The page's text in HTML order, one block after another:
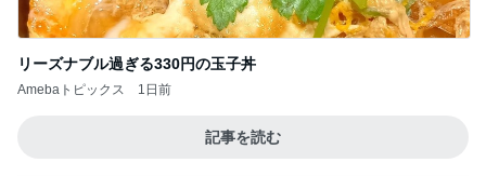
リーズナブル過ぎる330円の玉子丼
Amebaトピックス 1日前
記事を読む